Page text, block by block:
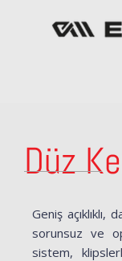
Düz
Geniş
sorunsuz ve
sistem,